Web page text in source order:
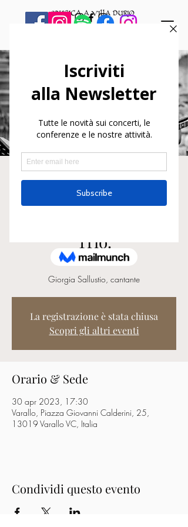
Unesco International
Jazz Day: Giorgia
Trio.
dom 30 apr
  |
Varallo
Giorgia Sallustio, cantante
La registrazione è stata chiusa
Scopri gli altri eventi
Orario & Sede
30 apr 2023, 17:30
Varallo, Piazza Giovanni Calderini, 25,
13019 Varallo VC, Italia
Condividi questo evento